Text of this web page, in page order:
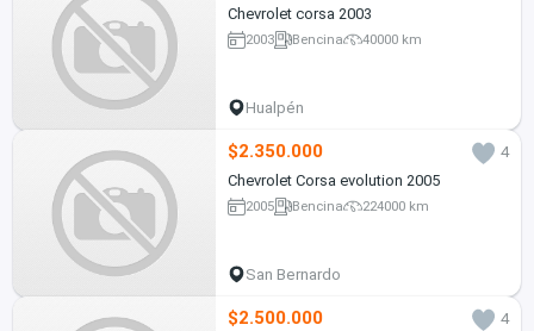
Chevrolet corsa 2003
2003 Bencina 40000 km
Hualpén
$2.350.000
4
Chevrolet Corsa evolution 2005
2005 Bencina 224000 km
San Bernardo
$2.500.000
4